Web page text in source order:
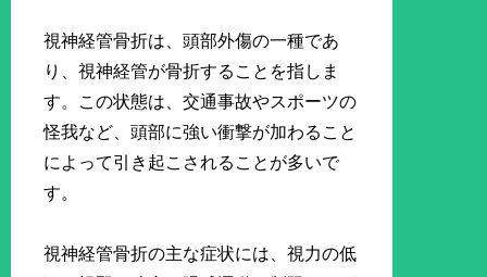
視神経管骨折は、頭部外傷の一種であ
り、視神経管が骨折することを指しま
す。この状態は、交通事故やスポーツの
怪我など、頭部に強い衝撃が加わること
によって引き起こされることが多いで
す。
視神経管骨折の主な症状には、視力の低